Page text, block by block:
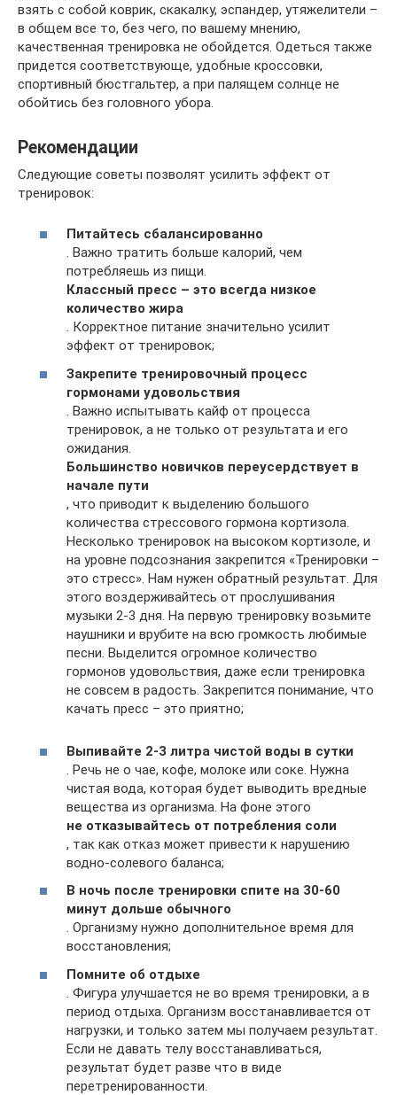
взять с собой коврик, скакалку, эспандер, утяжелители –
в общем все то, без чего, по вашему мнению,
качественная тренировка не обойдется. Одеться также
придется соответствующе, удобные кроссовки,
спортивный бюстгальтер, а при палящем солнце не
обойтись без головного убора.
Рекомендации
Следующие советы позволят усилить эффект от
тренировок:
Питайтесь сбалансированно
. Важно тратить больше калорий, чем
потребляешь из пищи.
Классный пресс – это всегда низкое
количество жира
. Корректное питание значительно усилит
эффект от тренировок;
Закрепите тренировочный процесс
гормонами удовольствия
. Важно испытывать кайф от процесса
тренировок, а не только от результата и его
ожидания.
Большинство новичков переусердствует в
начале пути
, что приводит к выделению большого
количества стрессового гормона кортизола.
Несколько тренировок на высоком кортизоле, и
на уровне подсознания закрепится «Тренировки –
это стресс». Нам нужен обратный результат. Для
этого воздерживайтесь от прослушивания
музыки 2-3 дня. На первую тренировку возьмите
наушники и врубите на всю громкость любимые
песни. Выделится огромное количество
гормонов удовольствия, даже если тренировка
не совсем в радость. Закрепится понимание, что
качать пресс – это приятно;
Выпивайте 2-3 литра чистой воды в сутки
. Речь не о чае, кофе, молоке или соке. Нужна
чистая вода, которая будет выводить вредные
вещества из организма. На фоне этого
не отказывайтесь от потребления соли
, так как отказ может привести к нарушению
водно-солевого баланса;
В ночь после тренировки спите на 30-60
минут дольше обычного
. Организму нужно дополнительное время для
восстановления;
Помните об отдыхе
. Фигура улучшается не во время тренировки, а в
период отдыха. Организм восстанавливается от
нагрузки, и только затем мы получаем результат.
Если не давать телу восстанавливаться,
результат будет разве что в виде
перетренированности.